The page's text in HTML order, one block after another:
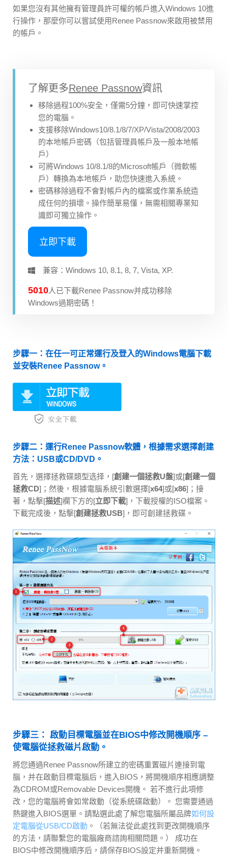
如果您沒有其他擁有管理員許可權的帳戶進入Windows 10進
行操作，那麼你可以嘗試使用Renee Passnow來啟用被禁用
的帳戶。
了解更多Renee Passnow資訊
移除過程100%安全，僅需5分鐘，即可快速掌控
您的電腦。
支援移除Windows10/8.1/8/7/XP/Vista/2008/2003
的本地帳戶密碼（包括管理員帳戶及一般本地帳
戶）
可將Windows 10/8.1/8的Microsoft帳戶（微軟帳
戶）轉換為本地帳戶，助您快速進入系統。
密碼移除過程不會對帳戶內的檔案或作業系統造
成任何的損壞。操作簡單易懂，無需相關專業知
識即可獨立操作。
立即下載
兼容：Windows 10, 8.1, 8, 7, Vista, XP.
5011人已下載Renee Passnow并成功移除
Windows過期密碼！
步驟一：在任一可正常運行及登入的Windows電腦下載
並安裝Renee Passnow。
步驟二：運行Renee Passnow軟體，根據需求選擇創建
方法：USB或CD/DVD。
首先，選擇拯救碟類型选择，[創建一個拯救U盤]或[創建一個
拯救CD]；然後，根據電腦系統引數選擇[x64]或[x86]；接
著，點擊[描述]欄下方的[立即下載]，下載授權的ISO檔案。
下載完成後，點擊[創建拯救USB]，即可創建拯救碟。
步驟三： 啟動目標電腦並在BIOS中修改開機順序 –
使電腦從拯救磁片啟動。
將您通過Renee Passnow所建立的密碼重置磁片連接到電
腦，并在啟動目標電腦后，進入BIOS，將開機順序相應調整
為CDROM或Removable Devices開機。 若不進行此項修
改，您的電腦將會如常啟動（從系統碟啟動）。 您需要通過
熱鍵進入BIOS選單。請點選此處了解您電腦所屬品牌如何設
定電腦從USB/CD啟動 。（若無法從此處找到更改開機順序
的方法，請聯繫您的電腦廠商諮詢相關問題。） 成功在
BIOS中修改開機順序后，請保存BIOS設定并重新開機。